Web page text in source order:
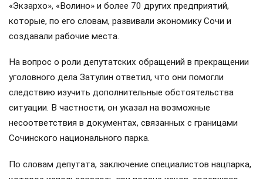
«Экзархо», «Волино» и более 70 других предприятий,
которые, по его словам, развивали экономику Сочи и
создавали рабочие места.
На вопрос о роли депутатских обращений в прекращении
уголовного дела Затулин ответил, что они помогли
следствию изучить дополнительные обстоятельства
ситуации. В частности, он указал на возможные
несоответствия в документах, связанных с границами
Сочинского национального парка.
По словам депутата, заключение специалистов нацпарка,